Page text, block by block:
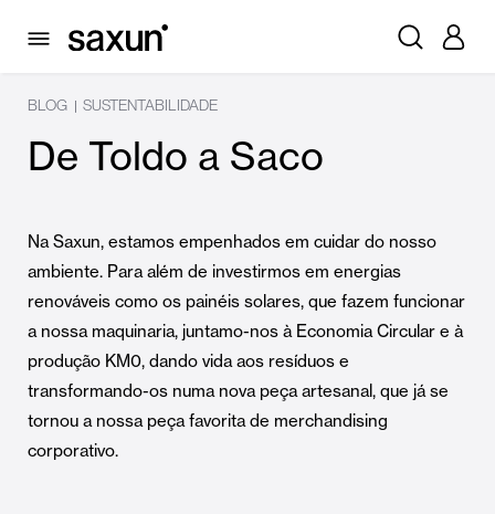
BLOG | SUSTENTABILIDADE
De Toldo a Saco
Na Saxun, estamos empenhados em cuidar do nosso
ambiente. Para além de investirmos em energias
renováveis como os painéis solares, que fazem funcionar
a nossa maquinaria, juntamo-nos à Economia Circular e à
produção KM0, dando vida aos resíduos e
transformando-os numa nova peça artesanal, que já se
tornou a nossa peça favorita de merchandising
corporativo.